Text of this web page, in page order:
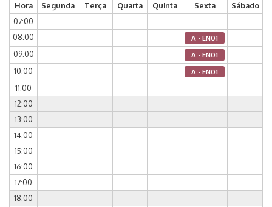
Hora Segunda Terça Quarta Quinta Sexta
Sábado
07:00
08:00
A - EN01
09:00 A - EN01
10:00 A - EN01
11:00
12:00
13:00
14:00
15:00
16:00
17:00
18:00